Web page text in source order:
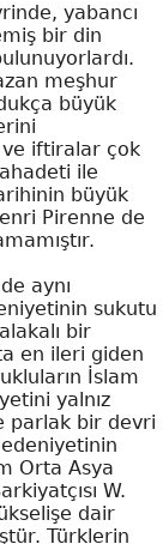
yabancı
bir din
meşhur
büyük
ve iftiralar çok
ile
büyük
Pirenne de
aynı
sukutu
bir
en ileri giden
İslam
yalnız
parlak bir devri
Orta Asya
W.
dair
Türklerin